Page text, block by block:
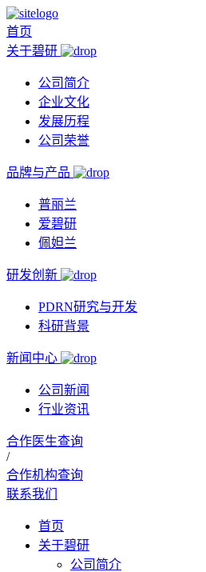
首页
关于碧研
公司简介
企业文化
发展历程
公司荣誉
品牌与产品
普丽兰
爱碧研
佩妲兰
研发创新
PDRN研究与开发
科研背景
新闻中心
公司新闻
行业资讯
合作医生查询
/
合作机构查询
联系我们
首页
关于碧研
公司简介